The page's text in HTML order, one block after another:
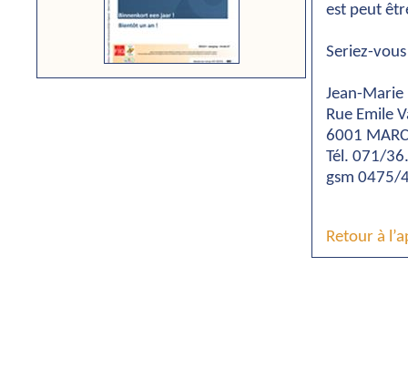
est peut
Seriez-
Jean-Marie
Rue Emile
6001
Tél. 071/
gsm 0475/
Retour à